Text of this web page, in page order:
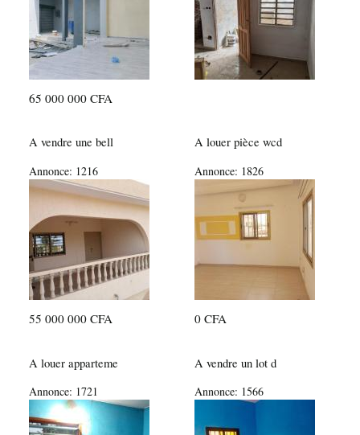
65 000 000 CFA
A vendre une bell
Annonce: 1216
55 000 000 CFA
A louer pièce wcd
Annonce: 1826
0 CFA
A louer apparteme
Annonce: 1721
A vendre un lot d
Annonce: 1566